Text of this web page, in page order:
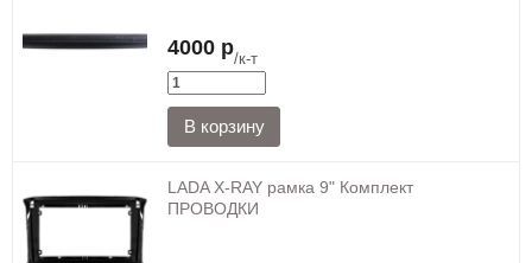
4000 р/к-т
LADA X-RAY рамка 9" Комплект
ПРОВОДКИ